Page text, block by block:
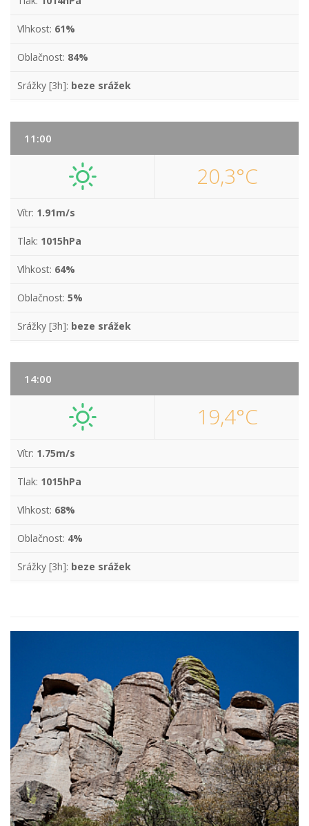
Vlhkost: 61%
Oblačnost: 84%
Srážky [3h]: beze srážek
11:00
20,3°C
Vítr: 1.91m/s
Tlak: 1015hPa
Vlhkost: 64%
Oblačnost: 5%
Srážky [3h]: beze srážek
14:00
19,4°C
Vítr: 1.75m/s
Tlak: 1015hPa
Vlhkost: 68%
Oblačnost: 4%
Srážky [3h]: beze srážek